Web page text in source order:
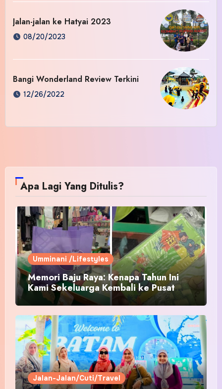
Jalan-jalan ke Hatyai 2023
08/20/2023
Bangi Wonderland Review Terkini
12/26/2022
Apa Lagi Yang Ditulis?
Umminani /Lifestyles
Memori Baju Raya: Kenapa Tahun Ini
Kami Sekeluarga Kembali ke Pusat
Pakaian Hari-Hari?
Jalan-Jalan/Cuti/Travel